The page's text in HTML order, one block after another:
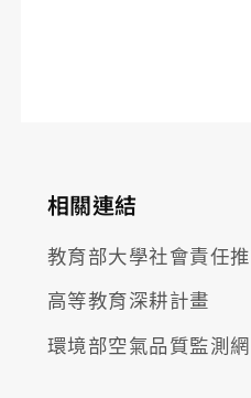
相關連結
教育部大學社會責任
高等教育深耕計畫
環境部空氣品質監測網